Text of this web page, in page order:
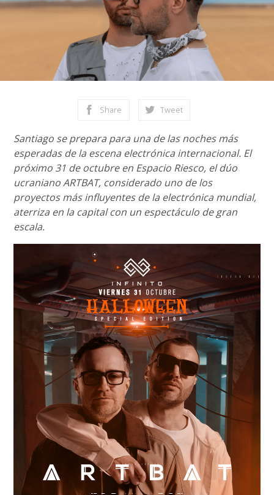
Share Tweet
Santiago se prepara para una de las noches más
esperadas de la escena electrónica internacional. El
próximo 31 de octubre en Espacio Riesco, el dúo
ucraniano ARTBAT, considerado uno de los
proyectos más influyentes de la electrónica mundial,
aterriza en la capital con un espectáculo de gran
escala.